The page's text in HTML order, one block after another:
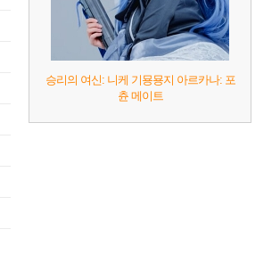
승리의 여신: 니케 기묭묭지 아르카나: 포
츈 메이트